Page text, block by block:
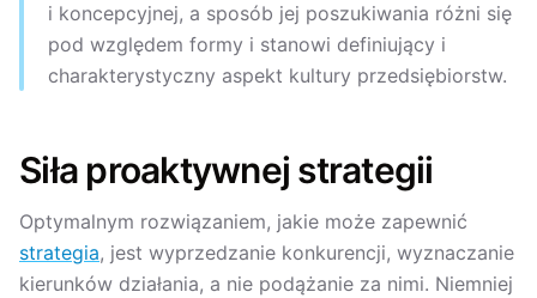
i koncepcyjnej, a sposób jej poszukiwania różni się
pod względem formy i stanowi definiujący i
charakterystyczny aspekt kultury przedsiębiorstw.
Siła proaktywnej strategii
Optymalnym rozwiązaniem, jakie może zapewnić
strategia, jest wyprzedzanie konkurencji, wyznaczanie
kierunków działania, a nie podążanie za nimi. Niemniej